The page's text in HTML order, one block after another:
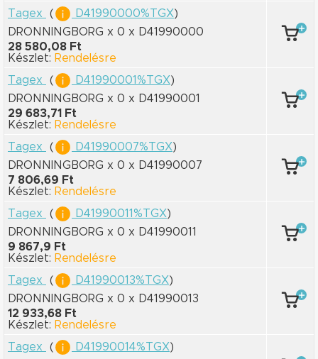
Tagex
( D41990000%TGX)
DRONNINGBORG x 0 x D41990000
28 580,08 Ft
Készlet: Rendelésre
Tagex
( D41990001%TGX)
DRONNINGBORG x 0 x D41990001
29 683,71 Ft
Készlet: Rendelésre
Tagex
( D41990007%TGX)
DRONNINGBORG x 0 x D41990007
7 806,69 Ft
Készlet: Rendelésre
Tagex
( D41990011%TGX)
DRONNINGBORG x 0 x D41990011
9 867,9 Ft
Készlet: Rendelésre
Tagex
( D41990013%TGX)
DRONNINGBORG x 0 x D41990013
12 933,68 Ft
Készlet: Rendelésre
Tagex
( D41990014%TGX)